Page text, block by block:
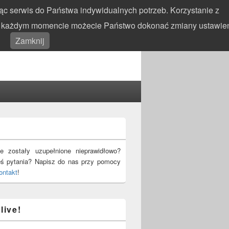
for:
zostały uzupełnione nieprawidłowo?
pytania? Napisz do nas przy pomocy
!
serwis do Państwa indywidualnych potrzeb. Korzystanie z
momencie możecie Państwo dokonać zmiany
Zamknij